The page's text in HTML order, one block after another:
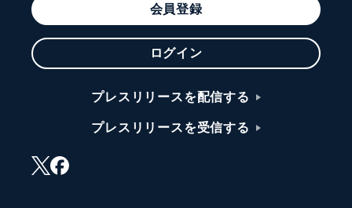
会員登録
ログイン
プレスリリースを配信する
プレスリリースを受信する